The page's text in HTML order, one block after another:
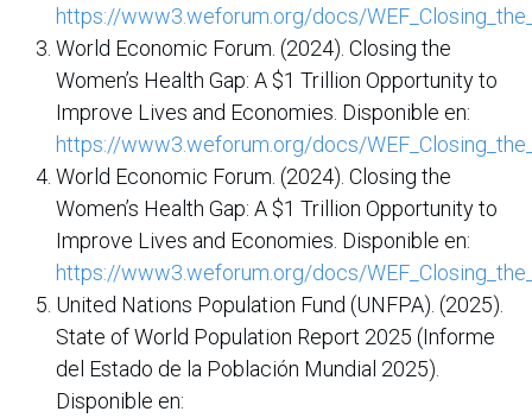
https://www3.weforum.org/docs/
World Economic Forum. (2024). Closing the
Women’s Health Gap: A $1 Trillion Opportunity to
Improve Lives and Economies. Disponible en:
https://www3.weforum.org/docs/
World Economic Forum. (2024). Closing the
Women’s Health Gap: A $1 Trillion Opportunity to
Improve Lives and Economies. Disponible en:
https://www3.weforum.org/docs/
United Nations Population Fund (UNFPA). (2025).
State of World Population Report 2025 (Informe
del Estado de la Población Mundial 2025).
Disponible en: